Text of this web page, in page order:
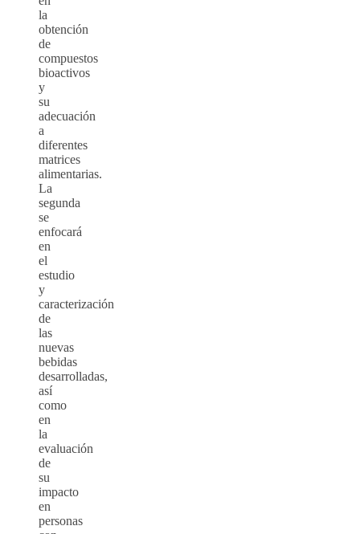
la
obtención
de
compuestos
bioactivos
y
su
adecuación
a
diferentes
matrices
alimentarias.
La
segunda
se
enfocará
en
el
estudio
y
caracterización
de
las
nuevas
bebidas
desarrolladas,
así
como
en
la
evaluación
de
su
impacto
en
personas